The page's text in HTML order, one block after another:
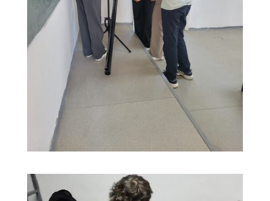
Lojtës
Videosh